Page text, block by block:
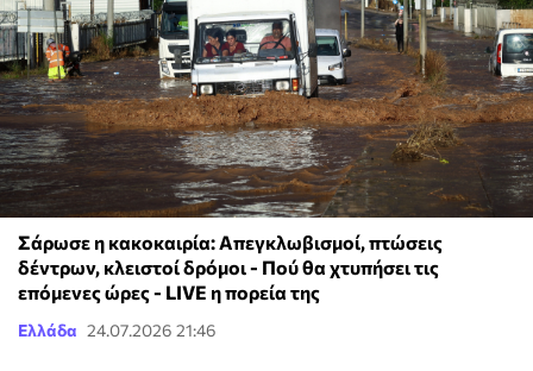
Σάρωσε η κακοκαιρία: Απεγκλωβισμοί, πτώσεις
δέντρων, κλειστοί δρόμοι - Πού θα χτυπήσει τις
επόμενες ώρες - LIVE η πορεία της
Ελλάδα 24.07.2026 21:46